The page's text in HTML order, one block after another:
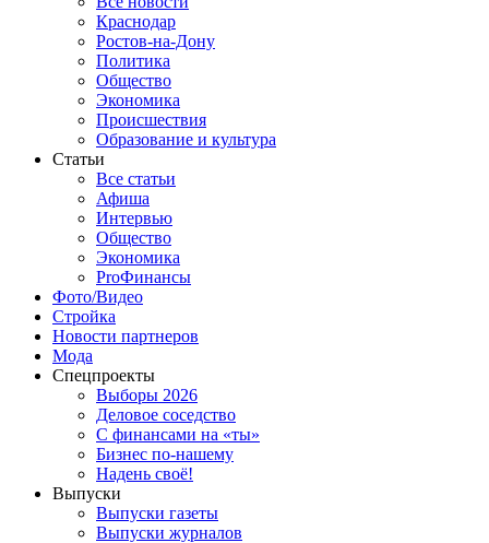
Краснодар
Ростов-на-Дону
Политика
Общество
Экономика
Происшествия
Образование и культура
Статьи
Все статьи
Афиша
Интервью
Общество
Экономика
ProФинансы
Фото/Видео
Стройка
Новости партнеров
Мода
Спецпроекты
Выборы 2026
Деловое соседство
С финансами на «ты»
Бизнес по-нашему
Надень своё!
Выпуски
Выпуски газеты
Выпуски журналов